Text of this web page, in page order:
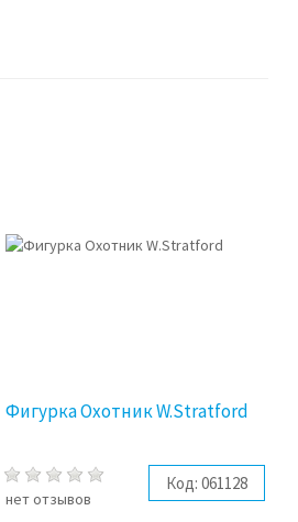
Фигурка Охотник W.Stratford
нет отзывов
Код: 061128